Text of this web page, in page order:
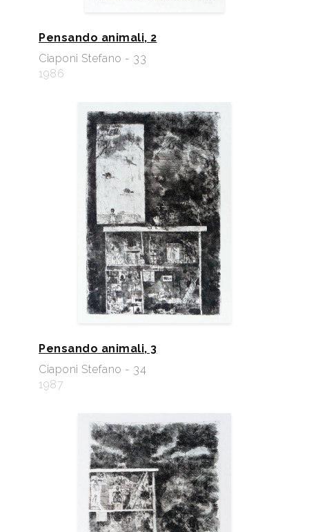
Pensando animali, 2
Ciaponi Stefano - 33
1986
Pensando animali, 3
Ciaponi Stefano - 34
1987